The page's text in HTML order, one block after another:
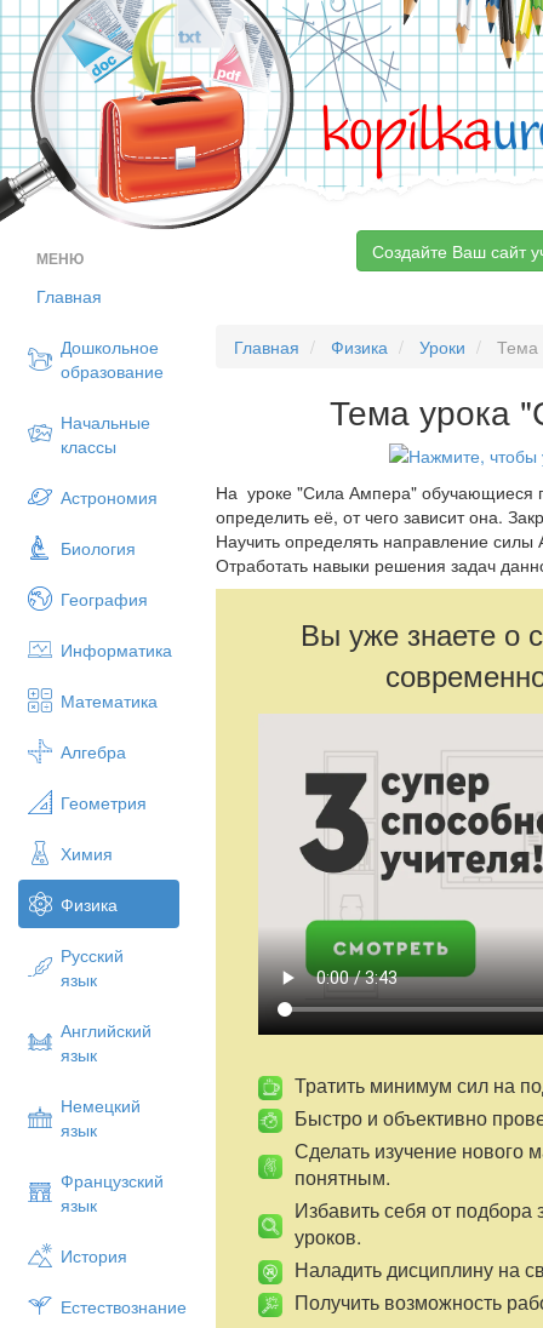
kopilka
МЕНЮ
Главная
Дошкольное
образование
Начальные
классы
Астрономия
Биология
География
Информатика
Математика
Алгебра
Геометрия
Химия
Физика
Русский
язык
Английский
язык
Немецкий
язык
Французский
язык
История
Естествознание
Создайте Ваш сайт
Главная Физика Уроки Тема
Тема урока
На уроке "Сила Ампера" обучающиеся
определить её, от чего зависит она.
Научить определять направление
Отработать навыки решения задач
Вы уже знаете о
Тратить минимум сил на
Быстро и объективно
Сделать изучение нового
понятным.
Избавить себя от подбора
уроков.
Наладить дисциплину на
Получить возможность